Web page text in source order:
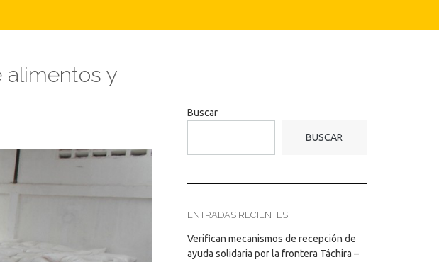
alimentos y
Buscar
BUSCAR
ENTRADAS RECIENTES
Verifican mecanismos de recepción de
ayuda solidaria por la frontera Táchira –